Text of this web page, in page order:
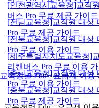
교육청별 Edu+ 요금제 이용
[인천광역시교육청]교직
버스 Pro 무료 제공 가이드
[전남교육청]교직원 대상
Pro 무료 제공 가이드
[전북교육청]교직원 대상
Pro 무료 이용 가이드
[제주특별자치도교육청]
리캔버스 Pro 무료 이용
[충남교육청]교직원 대상
Pro 무료 이용 가이드
[충북교육청]교직원 대상
Pro 무료 제공 가이드